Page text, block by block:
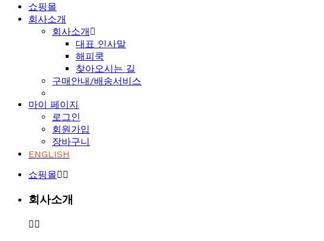
쇼핑몰
회사소개
회사소개
대표 인사말
해피쿡
찾아오시는 길
구매안내/배송서비스
마이 페이지
로그인
회원가입
장바구니
ENGLISH
쇼핑몰
회사소개